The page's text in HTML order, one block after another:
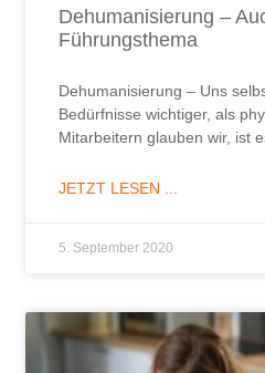
Dehumanisierung –
Führungsthema
Dehumanisierung – Uns
Bedürfnisse wichtiger, als
Mitarbeitern glauben wir, ist
JETZT LESEN ...
5. September 2020